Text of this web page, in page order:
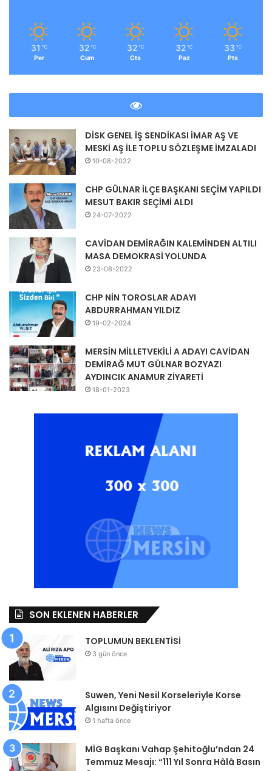
31 ℃
Per
32 ℃
Cum
32 ℃
Cts
32 ℃
Paz
33 ℃
Pts
DİSK GENEL İŞ SENDİKASI İMAR AŞ VE
MESKİ AŞ İLE TOPLU SÖZLEŞME İMZALADI
10-08-2022
CHP GÜLNAR İLÇE BAŞKANI SEÇİM YAPILDI
MESUT BAKIR SEÇİMİ ALDI
24-07-2022
CAVİDAN DEMİRAĞIN KALEMİNDEN ALTILI
MASA DEMOKRASİ YOLUNDA
23-08-2022
CHP NİN TOROSLAR ADAYI
ABDURRAHMAN YILDIZ
19-02-2024
MERSİN MİLLETVEKİLİ A ADAYI CAVİDAN
DEMİRAĞ MUT GÜLNAR BOZYAZI
AYDINCIK ANAMUR ZİYARETİ
18-01-2023
SON EKLENEN HABERLER
TOPLUMUN BEKLENTİSİ
3 gün önce
Suwen, Yeni Nesil Korseleriyle Korse
Algısını Değiştiriyor
1 hafta önce
MİG Başkanı Vahap Şehitoğlu’ndan 24
Temmuz Mesajı: “111 Yıl Sonra Hâlâ Basın